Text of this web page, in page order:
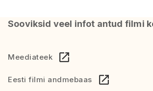
Sooviksid veel infot antud filmi
Meediateek
Eesti filmi andmebaas